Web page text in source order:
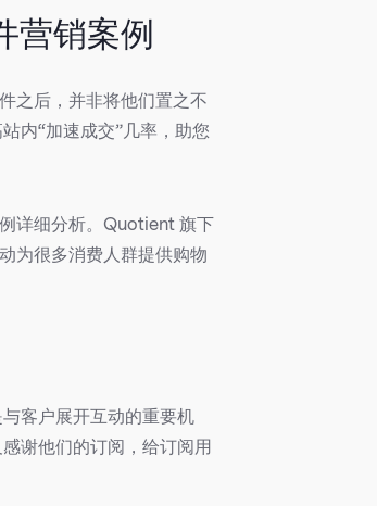
营销案例
之后，并非将他们置之不
内“加速成交”几率，助您
详细分析。Quotient 旗下
为很多消费人群提供购物
客户展开互动的重要机
谢他们的订阅，给订阅用